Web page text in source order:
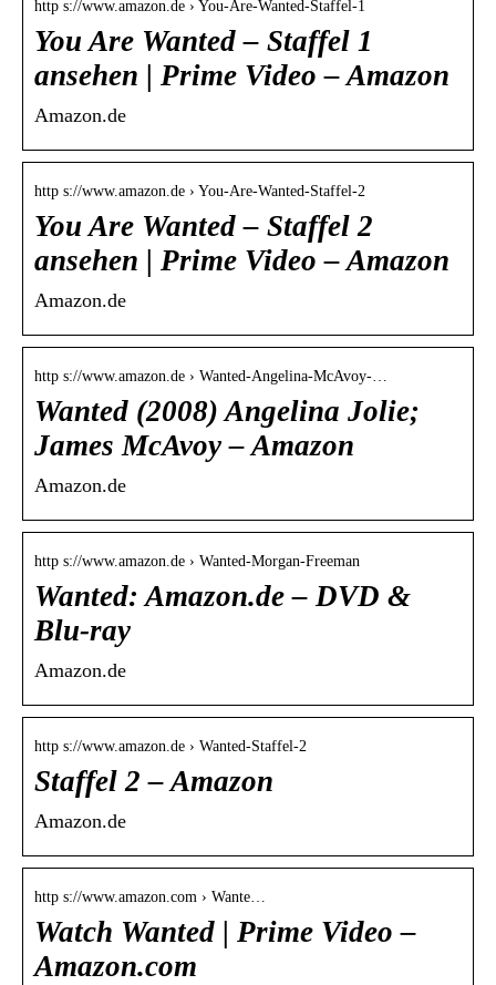
http s://www.amazon.de › You-Are-Wanted-Staffel-1
You Are Wanted – Staffel 1
ansehen | Prime Video – Amazon
Amazon.de
http s://www.amazon.de › You-Are-Wanted-Staffel-2
You Are Wanted – Staffel 2
ansehen | Prime Video – Amazon
Amazon.de
http s://www.amazon.de › Wanted-Angelina-McAvoy-…
Wanted (2008) Angelina Jolie;
James McAvoy – Amazon
Amazon.de
http s://www.amazon.de › Wanted-Morgan-Freeman
Wanted: Amazon.de – DVD &
Blu-ray
Amazon.de
http s://www.amazon.de › Wanted-Staffel-2
Staffel 2 – Amazon
Amazon.de
http s://www.amazon.com › Wante…
Watch Wanted | Prime Video –
Amazon.com